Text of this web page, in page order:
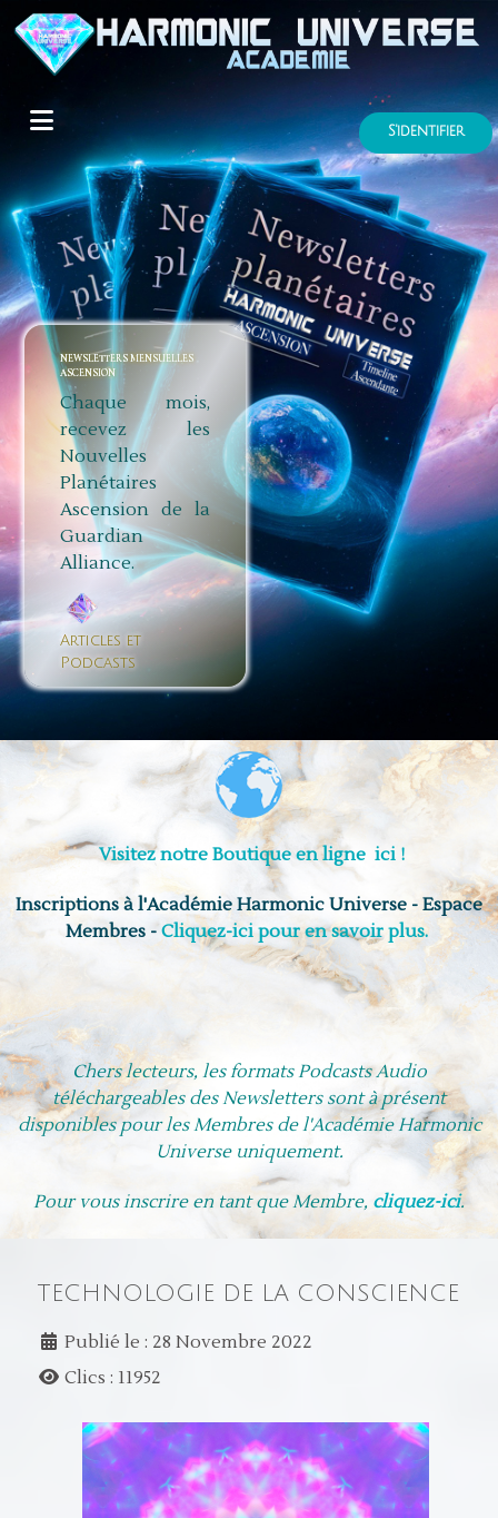
S'identifier
NEWSLETTERS MENSUELLES
ASCENSION
Chaque mois,
recevez les
Nouvelles
Planétaires
Ascension de la
Guardian
Alliance.
Articles et
Podcasts
Visitez notre Boutique en ligne ici !
Inscriptions à l'Académie Harmonic Universe - Espace
Membres -Cliquez-ici pour en savoir plus.
Chers lecteurs, les formats Podcasts Audio
téléchargeables des Newsletterssont à présent
disponibles pour les Membres de l'Académie Harmonic
Universe uniquement.
Pour vous inscrire en tant que Membre, cliquez-ici.
TECHNOLOGIE DE LA CONSCIENCE
Publié le : 28 Novembre 2022
Clics : 11952